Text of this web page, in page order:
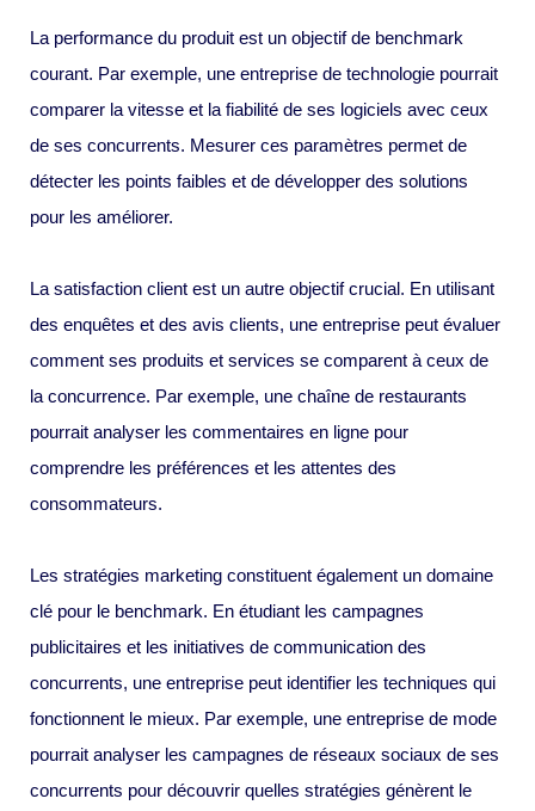
La performance du produit est un objectif de benchmark
courant. Par exemple, une entreprise de technologie pourrait
comparer la vitesse et la fiabilité de ses logiciels avec ceux
de ses concurrents. Mesurer ces paramètres permet de
détecter les points faibles et de développer des solutions
pour les améliorer.
La satisfaction client est un autre objectif crucial. En utilisant
des enquêtes et des avis clients, une entreprise peut évaluer
comment ses produits et services se comparent à ceux de
la concurrence. Par exemple, une chaîne de restaurants
pourrait analyser les commentaires en ligne pour
comprendre les préférences et les attentes des
consommateurs.
Les stratégies marketing constituent également un domaine
clé pour le benchmark. En étudiant les campagnes
publicitaires et les initiatives de communication des
concurrents, une entreprise peut identifier les techniques qui
fonctionnent le mieux. Par exemple, une entreprise de mode
pourrait analyser les campagnes de réseaux sociaux de ses
concurrents pour découvrir quelles stratégies génèrent le